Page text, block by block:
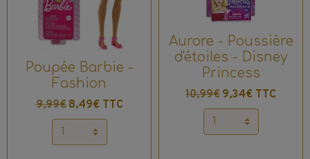
Poupée Barbie -
Fashion
9,99€ 8,49€ TTC
Aurore - Poussière
d'étoiles - Disney
Princess
10,99€ 9,34€ TTC